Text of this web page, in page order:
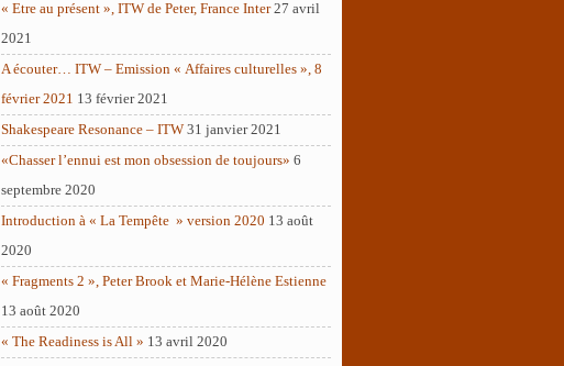
« Etre au présent », ITW de Peter, France Inter 27 avril
2021
A écouter… ITW – Emission « Affaires culturelles », 8
février 2021 13 février 2021
Shakespeare Resonance – ITW 31 janvier 2021
«Chasser l’ennui est mon obsession de toujours» 6
septembre 2020
Introduction à « La Tempête » version 2020 13 août
2020
« Fragments 2 », Peter Brook et Marie-Hélène Estienne
13 août 2020
« The Readiness is All » 13 avril 2020